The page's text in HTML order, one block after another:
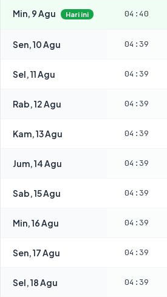
Min, 9 Agu Hari ini 04:40
Sen, 10 Agu 04:39
Sel, 11 Agu 04:39
Rab, 12 Agu 04:39
Kam, 13 Agu 04:39
Jum, 14 Agu 04:39
Sab, 15 Agu 04:39
Min, 16 Agu 04:39
Sen, 17 Agu 04:39
Sel, 18 Agu 04:39